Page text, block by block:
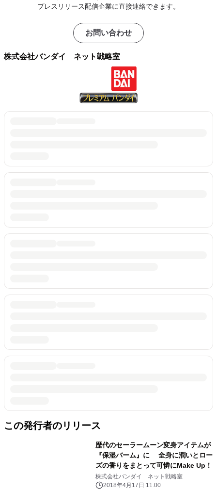
プレスリリース配信企業に直接連絡できます。
お問い合わせ
株式会社バンダイ ネット戦略室
この発行者のリリース
歴代のセーラームーン変身アイテムが
『保湿バーム』に 全身に潤いとロー
ズの香りをまとって可憐にMake Up！
株式会社バンダイ ネット戦略室
2018年4月17日 11:00